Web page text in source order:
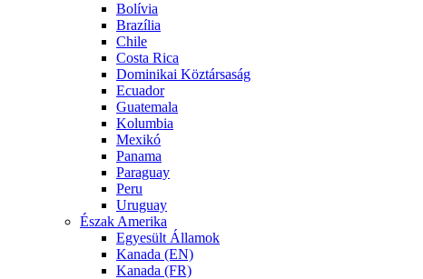
Bolívia
Brazília
Chile
Costa Rica
Dominikai Köztársaság
Ecuador
Guatemala
Kolumbia
Mexikó
Panama
Paraguay
Peru
Uruguay
Észak Amerika
Egyesült Államok
Kanada (EN)
Kanada (FR)